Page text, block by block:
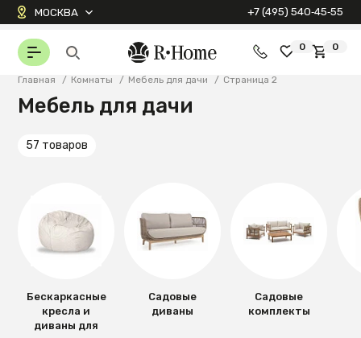
МОСКВА +7 (495) 540‑45‑55
0 0
Главная / Комнаты / Мебель для дачи / Страница 2
Мебель для дачи
57 товаров
Бескаркасные
кресла и
диваны для
Садовые
диваны
Садовые
комплекты